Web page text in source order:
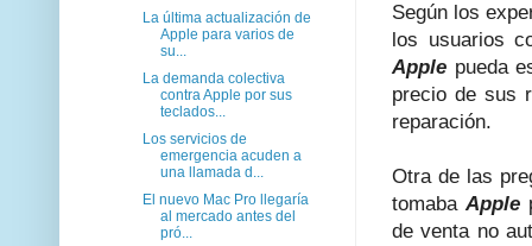
Según los
los usuarios
Apple pueda
precio de sus
reparación.
Otra de las
tomabaApple
de venta no
La última actualización de
Apple para varios de
su...
La demanda colectiva
contra Apple por sus
teclados...
Los servicios de
emergencia acuden a
una llamada d...
El nuevo Mac Pro llegaría
al mercado antes del
pró...